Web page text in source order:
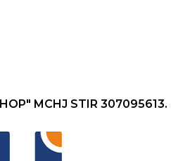
MCHJ STIR 307095613.